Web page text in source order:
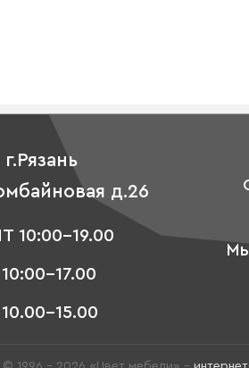
г.Рязань
д.26
10:00-19.00
17.00
15.00